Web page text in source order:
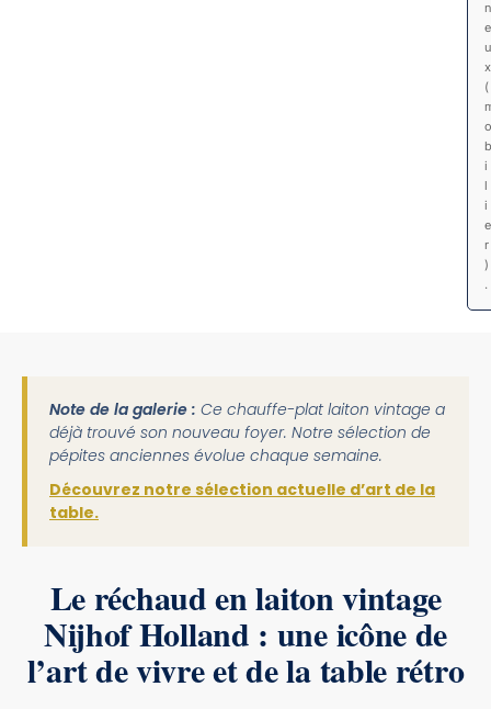
n
e
u
x
(
o
b
i
l
i
e
r
)
.
Note de la galerie : Ce chauffe-plat laiton vintage a
déjà trouvé son nouveau foyer. Notre sélection de
pépites anciennes évolue chaque semaine.
Découvrez notre sélection actuelle d’art de la
table.
Le réchaud en laiton vintage
Nijhof Holland : une icône de
l’art de vivre et de la table rétro